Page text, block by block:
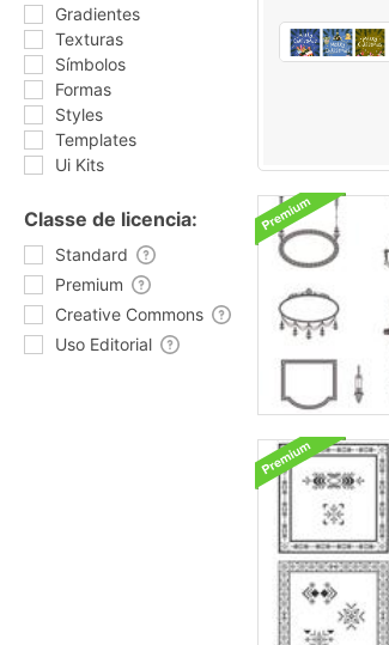
Gradientes
Texturas
Símbolos
Formas
Styles
Templates
Ui Kits
Classe de licencia:
Standard
Premium
Creative Commons
Uso Editorial